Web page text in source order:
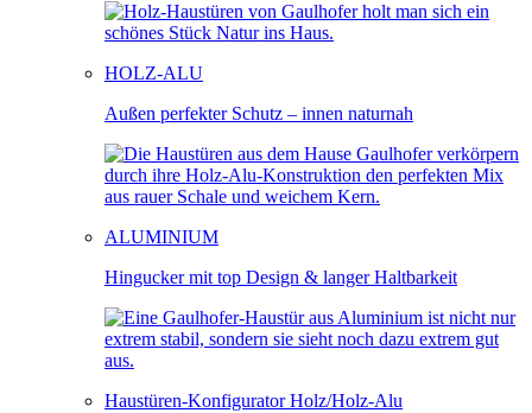
HOLZ-ALU
Außen perfekter Schutz – innen naturnah
ALUMINIUM
Hingucker mit top Design & langer Haltbarkeit
Haustüren-Konfigurator Holz/Holz-Alu